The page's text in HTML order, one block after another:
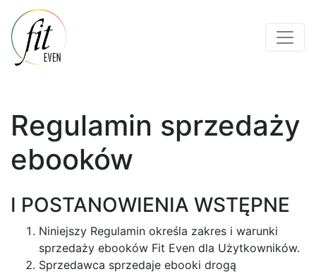
Regulamin sprzedaży
ebooków
I POSTANOWIENIA WSTĘPNE
Niniejszy Regulamin określa zakres i warunki
sprzedaży ebooków Fit Even dla Użytkowników.
Sprzedawca sprzedaje ebooki drogą